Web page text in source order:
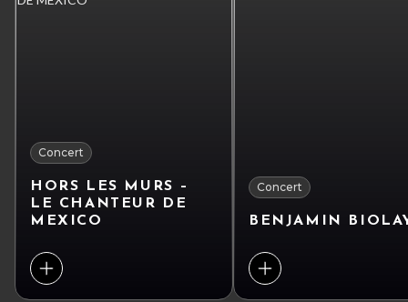
Concert
HORS LES MURS –
LE CHANTEUR DE
MEXICO
Concert
BENJAMIN